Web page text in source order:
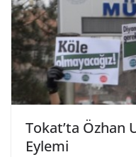
Tokat’ta Özhan
Eylemi